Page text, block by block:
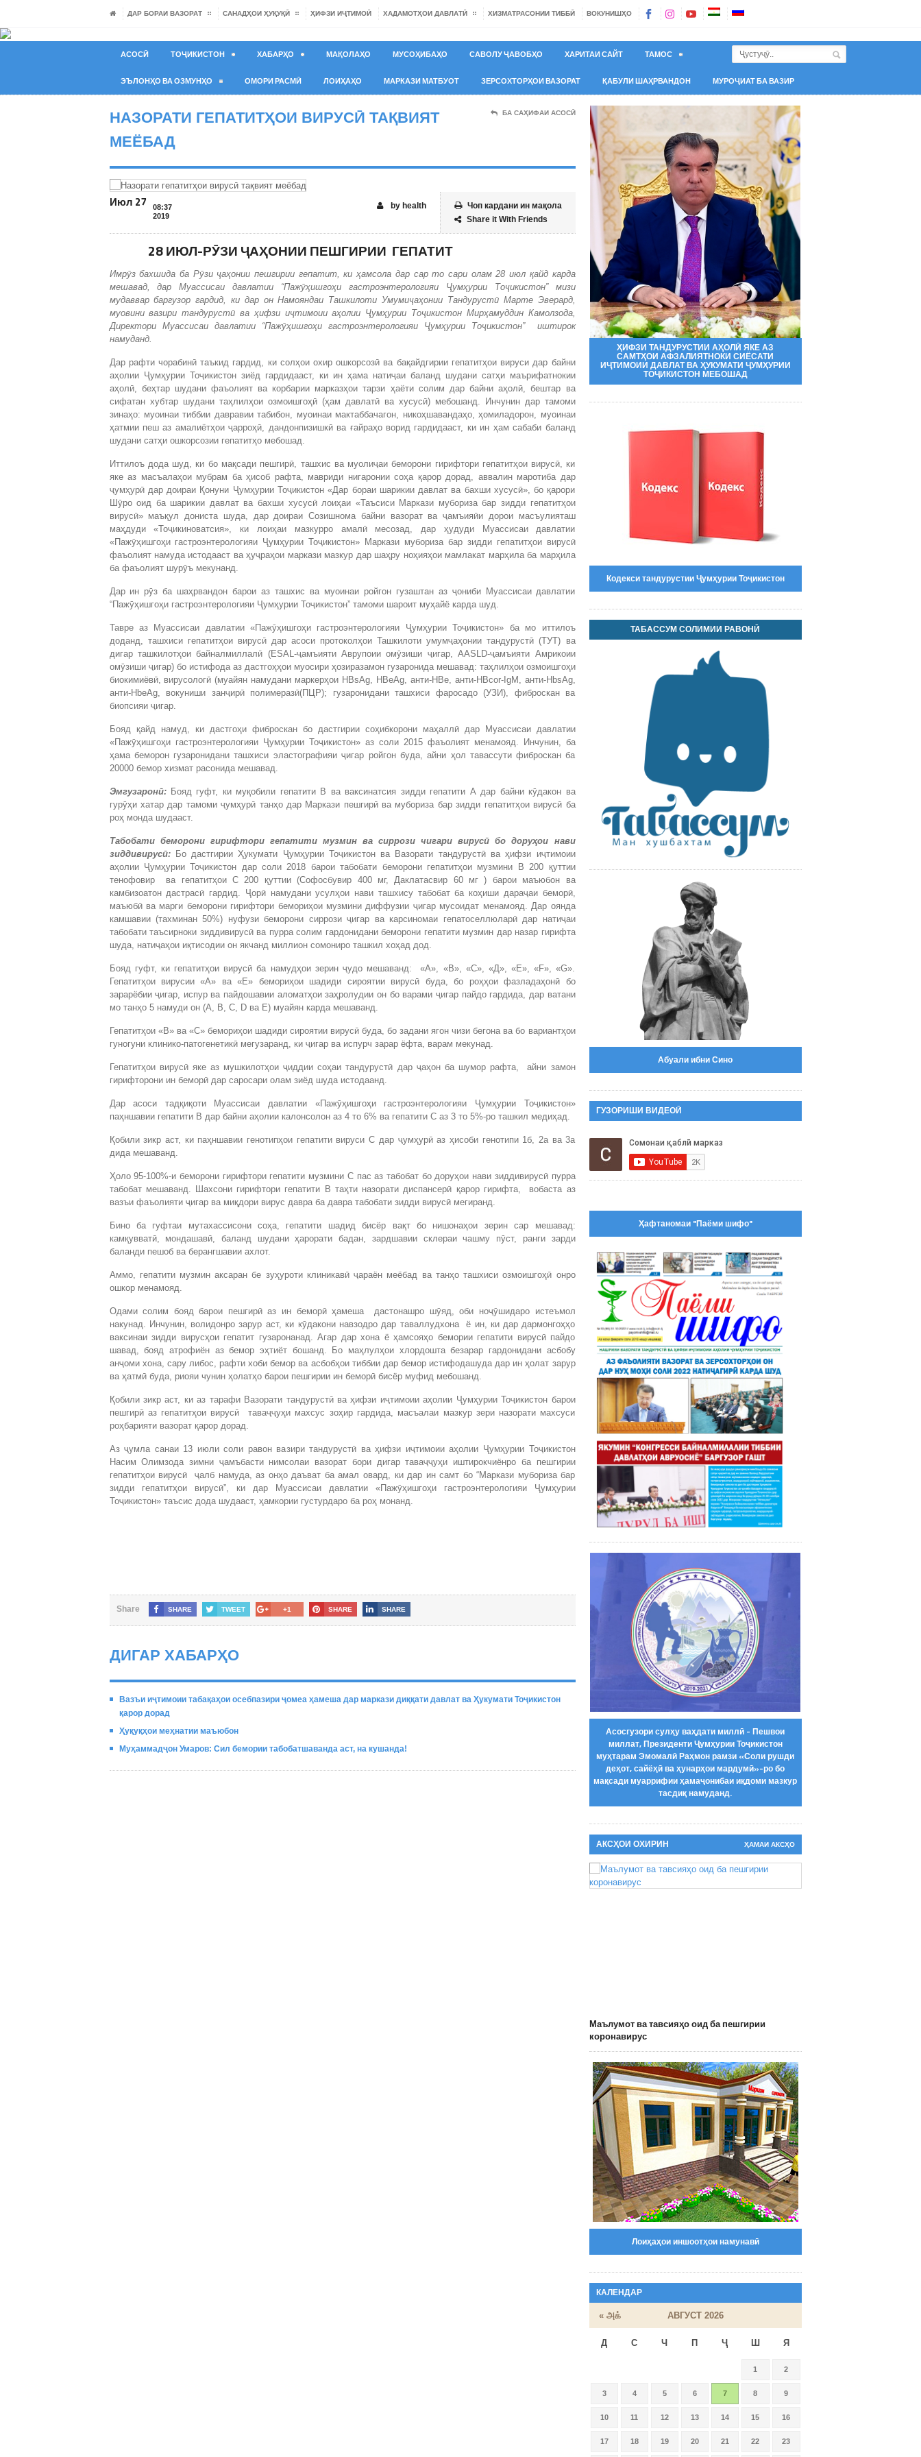
ДАР БОРАИ ВАЗОРАТ САНАДҲОИ ҲУҚУҚӢ ҲИФЗИ ИҶТИМОӢ ХАДАМОТҲОИ ДАВЛАТӢ ХИЗМАТРАСОНИИ ТИББӢ ВОКУНИШҲО
АСОСӢ ТОҶИКИСТОН ХАБАРҲО МАҚОЛАҲО МУСОҲИБАҲО САВОЛУ ҶАВОБҲО ХАРИТАИ САЙТ ТАМОС
ЭЪЛОНҲО ВА ОЗМУНҲО ОМОРИ РАСМӢ ЛОИҲАҲО МАРКАЗИ МАТБУОТ ЗЕРСОХТОРҲОИ ВАЗОРАТ ҚАБУЛИ ШАҲРВАНДОН МУРОҶИАТ БА ВАЗИР
НАЗОРАТИ ГЕПАТИТҲОИ ВИРУСӢ ТАҚВИЯТ
МЕЁБАД
БА САҲИФАИ АСОСӢ
Июл 27
08:37
2019
Чоп кардани ин мақола
Share it With Friends
by health
28 ИЮЛ-РӮЗИ ҶАҲОНИИ ПЕШГИРИИ ГЕПАТИТ
Имрӯзбахшида ба Рӯзи ҷаҳонии пешгирии гепатит, киҳамсола дар сар то сари олам 28 июл қайдкарда
мешавад, дар Муассисаи давлатии “Пажӯҳишгоҳи гастроэнтерологияи ҶумҳурииТоҷикистон” мизи
мудаввар баргузор гардид, ки дар он Намояндаи Ташкилоти Умумиҷаҳонии ТандурустӣМарте Эверард,
муовини вазири тандурустӣ ва ҳифзи иҷтимоииаҳолии Ҷумҳурии Тоҷикистон МирҳамуддинКамолзода,
Директори Муассисаи давлатии “Пажӯҳишгоҳигастроэнтерологияи ҶумҳурииТоҷикистон” иштирок
намуданд.
Дар рафти чорабинӣ таъкид гардид, ки солҳои охир ошкорсозӣ ва бақайдгирии гепатитҳои вируси дар байни
аҳолии Ҷумҳурии Тоҷикистон зиёд гардидааст, ки ин ҳама натиҷаи баланд шудани сатҳи маърифатнокии
аҳолӣ, беҳтар шудани фаъолият ва корбарии марказҳои тарзи ҳаёти солим дар байни аҳолӣ, бештар ва
сифатан хубтар шудани таҳлилҳои озмоишгоҳӣ (ҳам давлатӣ ва хусусӣ) мебошанд. Инчунин дар тамоми
зинаҳо: муоинаи тиббии давравии табибон, муоинаи мактаббачагон, никоҳшавандаҳо, ҳомиладорон, муоинаи
ҳатмии пеш аз амалиётҳои ҷарроҳӣ, дандонпизишкӣ ва ғайраҳо ворид гардидааст, ки ин ҳам сабаби баланд
шудани сатҳи ошкорсозии гепатитҳо мебошад.
Иттилоъ дода шуд, ки бо мақсади пешгирӣ, ташхис ва муолиҷаи беморони гирифтори гепатитҳои вирусӣ, ки
яке аз масъалаҳои мубрам ба ҳисоб рафта, мавриди нигаронии соҳа қарор дорад, аввалин маротиба дар
ҷумҳурӣ дар доираи Қонуни Ҷумҳурии Тоҷикистон «Дар бораи шарикии давлат ва бахши хусусӣ», бо қарори
Шӯро оид ба шарикии давлат ва бахши хусусӣ лоиҳаи «Таъсиси Маркази мубориза бар зидди гепатитҳои
вирусӣ» маъқул дониста шуда, дар доираи Созишнома байни вазорат ва ҷамъияӣи дорои масъулияташ
маҳдуди «Тоҷикиноватсия», ки лоиҳаи мазкурро амалӣ месозад, дар ҳудуди Муассисаи давлатии
«Пажӯҳишгоҳи гастроэнтерологияи Ҷумҳурии Тоҷикистон» Маркази мубориза бар зидди гепатитҳои вирусӣ
фаъолият намуда истодааст ва ҳуҷраҳои маркази мазкур дар шаҳру ноҳияҳои мамлакат марҳила ба марҳила
ба фаъолият шурӯъ мекунанд.
Дар ин рӯз ба шаҳрвандон барои аз ташхис ва муоинаи ройгон гузаштан аз ҷониби Муассисаи давлатии
“Пажӯҳишгоҳи гастроэнтерологияи Ҷумҳурии Тоҷикистон” тамоми шароит муҳайё карда шуд.
Тавре аз Муассисаи давлатии «Пажӯҳишгоҳи гастроэнтерологияи Ҷумҳурии Тоҷикистон» ба мо иттилоъ
доданд, ташхиси гепатитҳои вирусӣ дар асоси протоколҳои Ташкилоти умумҷаҳонии тандурустӣ (ТУТ) ва
дигар ташкилотҳои байналмиллалӣ (ESAL-ҷамъияти Аврупоии омӯзиши ҷигар, AASLD-ҷамъияти Амрикоии
омӯзиши ҷигар) бо истифода аз дастгоҳҳои муосири ҳозиразамон гузаронида мешавад: таҳлилҳои озмоишгоҳи
биокимиёвӣ, вирусологӣ (муайян намудани маркерҳои HВsAg, HBeAg, анти-НВе, анти-HBcor-IgM, анти-HbsAg,
анти-HbeAg, вокуниши занҷирӣ полимеразӣ(ПЦР); гузаронидани ташхиси фаросадо (УЗИ), фиброскан ва
биопсияи ҷигар.
Бояд қайд намуд, ки дастгоҳи фиброскан бо дастгирии соҳибкорони маҳаллӣ дар Муассисаи давлатии
«Пажӯҳишгоҳи гастроэнтерологияи Ҷумҳурии Тоҷикистон» аз соли 2015 фаъолият менамояд. Инчунин, ба
ҳама беморон гузаронидани ташхиси эластографияи ҷигар ройгон буда, айни ҳол тавассути фиброскан ба
20000 бемор хизмат расонида мешавад.
Эмгузаронӣ:Бояд гуфт, ки муқобили гепатити В ва ваксинатсия зидди гепатити А дар байни кӯдакон ва
гурӯҳи хатар дар тамоми ҷумҳурӣ танҳо дар Маркази пешгирӣ ва мубориза бар зидди гепатитҳои вирусӣ ба
роҳ монда шудааст.
Табобати беморони гирифтори гепатити музмин ва сиррози чигари вирусӣ бо доруҳои нави
зиддивирусӣ:Бо дастгирии Ҳукумати Ҷумҳурии Тоҷикистон ва Вазорати тандурустӣ ва ҳифзи иҷтимоии
аҳолии Ҷумҳурии Тоҷикистон дар соли 2018 барои табобати беморони гепатитҳои музмини В 200 қуттии
тенофовир ва гепатитҳои С 200 қуттии (Софосбувир 400 мг, Даклатасвир 60 мг ) барои маъюбон ва
камбизоатон дастрасӣ гардид. Ҷорӣ намудани усулҳои нави ташхису табобат ба коҳиши дараҷаи беморӣ,
маъюбӣ ва марги беморони гирифтори бемориҳои музмини диффузии ҷигар мусоидат менамояд. Дар оянда
камшавии (тахминан 50%) нуфузи беморони сиррози ҷигар ва карсиномаи гепатоселлюларӣ дар натиҷаи
табобати таъсирноки зиддивирусӣ ва пурра солим гардонидани беморони гепатити музмин дар назар гирифта
шуда, натиҷаҳои иқтисодии он якчанд миллион сомониро ташкил хоҳад дод.
Бояд гуфт, ки гепатитҳои вирусӣ ба намудҳои зерин ҷудо мешаванд: «А», «В», «С», «Д», «Е», «F», «G».
Гепатитҳои вирусии «А» ва «Е» бемориҳои шадиди сироятии вирусӣ буда, бо роҳҳои фазладаҳонӣ бо
зарарёбии ҷигар, испур ва пайдошавии аломатҳои заҳролудии он бо варами ҷигар пайдо гардида, дар ватани
мо танҳо 5 намуди он (А, В, С, D ва E) муайян карда мешаванд.
Гепатитҳои «В» ва «С» бемориҳои шадиди сироятии вирусӣ буда, бо задани ягон чизи бегона ва бо вариантҳои
гуногуни клинико-патогенетикӣ мегузаранд, ки ҷигар ва испурч зарар ёфта, варам мекунад.
Гепатитҳои вирусӣ яке аз мушкилотҳои ҷиддии соҳаи тандурустӣ дар ҷаҳон ба шумор рафта, айни замон
гирифторони ин беморӣ дар саросари олам зиёд шуда истодаанд.
Дар асоси тадқиқоти Муассисаи давлатии «Пажӯҳишгоҳи гастроэнтерологияи Ҷумҳурии Тоҷикистон»
паҳншавии гепатити В дар байни аҳолии калонсолон аз 4 то 6% ва гепатити С аз 3 то 5%-ро ташкил медиҳад.
Қобили зикр аст, ки паҳншавии генотипҳои гепатити вируси С дар ҷумҳурӣ аз ҳисоби генотипи 1б, 2а ва 3а
дида мешаванд.
Ҳоло 95-100%-и беморони гирифтори гепатити музмини С пас аз табобат бо доруҳои нави зиддивирусӣ пурра
табобат мешаванд. Шахсони гирифтори гепатити В таҳти назорати диспансерӣ қарор гирифта, вобаста аз
вазъи фаъолияти ҷигар ва миқдори вирус давра ба давра табобати зидди вирусӣ мегиранд.
Бино ба гуфтаи мутахассисони соҳа, гепатити шадид бисёр вақт бо нишонаҳои зерин сар мешавад:
камқувватӣ, мондашавӣ, баланд шудани ҳарорати бадан, зардшавии склераи чашму пӯст, ранги зарди
баланди пешоб ва берангшавии ахлот.
Аммо, гепатити музмин аксаран бе зуҳуроти клиникавӣ ҷараён меёбад ва танҳо ташхиси озмоишгоҳӣ онро
ошкор менамояд.
Одами солим бояд барои пешгирӣ аз ин беморӣ ҳамеша дастонашро шӯяд, оби ноҷӯшидаро истеъмол
накунад. Инчунин, волидонро зарур аст, ки кӯдакони навзодро дар таваллудхона ё ин, ки дар дармонгоҳҳо
ваксинаи зидди вирусҳои гепатит гузаронанад. Агар дар хона ё ҳамсояҳо бемории гепатити вирусӣ пайдо
шавад, бояд атрофиён аз бемор эҳтиёт бошанд. Бо маҳлулҳои хлордошта безарар гардонидани асбобу
анҷоми хона, сару либос, рафти хоби бемор ва асбобҳои тиббии дар бемор истифодашуда дар ин ҳолат зарур
ва ҳатмӣ буда, риояи чунин ҳолатҳо барои пешгирии ин беморӣ бисёр муфид мебошанд.
Қобили зикр аст, ки аз тарафи Вазорати тандурустӣ ва ҳифзи иҷтимоии аҳолии Ҷумҳурии Тоҷикистон барои
пешгирӣ аз гепатитҳои вирусӣ таваҷҷуҳи махсус зоҳир гардида, масъалаи мазкур зери назорати махсуси
роҳбарияти вазорат қарор дорад.
Аз ҷумла санаи 13 июли соли равон вазири тандурустӣ ва ҳифзи иҷтимоии аҳолии Ҷумҳурии Тоҷикистон
Насим Олимзода зимни ҷамъбасти нимсолаи вазорат бори дигар таваҷҷуҳи иштирокчиёнро ба пешгирии
гепатитҳои вирусӣ ҷалб намуда, аз онҳо даъват ба амал овард, ки дар ин самт бо “Маркази мубориза бар
зидди гепатитҳои вирусӣ”, ки дар Муассисаи давлатии «Пажӯҳишгоҳи гастроэнтерологияи Ҷумҳурии
Тоҷикистон» таъсис дода шудааст, ҳамкории густурдаро ба роҳ монанд.
Share SHARE TWEET +1 SHARE SHARE
ДИГАР ХАБАРҲО
Вазъи иҷтимоии табақаҳои осебпазири ҷомеа ҳамеша дар маркази диққати давлат ва Ҳукумати Тоҷикистон
қарор дорад
Ҳуқуқҳои меҳнатии маъюбон
Муҳаммадҷон Умаров: Сил бемории табобатшаванда аст, на кушанда!
ҲИФЗИ ТАНДУРУСТИИ АҲОЛӢ ЯКЕ АЗ
САМТҲОИ АФЗАЛИЯТНОКИ СИЁСАТИ
ИҶТИМОИИ ДАВЛАТ ВА ҲУКУМАТИ ҶУМҲУРИИ
ТОҶИКИСТОН МЕБОШАД
Кодекси тандурустии Ҷумҳурии Тоҷикистон
ТАБАССУМ СОЛИМИИ РАВОНӢ
Абуали ибни Сино
ГУЗОРИШИ ВИДЕОӢ
Ҳафтаномаи "Паёми шифо"
Асосгузори сулҳу ваҳдати миллӣ - Пешвои
миллат, Президенти Ҷумҳурии Тоҷикистон
муҳтарам Эмомалӣ Раҳмон рамзи «Соли рушди
деҳот, сайёҳӣ ва ҳунарҳои мардумӣ»-ро бо
мақсади муаррифии ҳамаҷонибаи иқдоми мазкур
тасдиқ намуданд.
АКСҲОИ ОХИРИН ҲАМАИ АКСҲО
Маълумот ва тавсияҳо оид ба пешгирии
коронавирус
Лоиҳаҳои иншоотҳои намунавӣ
КАЛЕНДАР
АВГУСТ 2026
Д С Ч П Ҷ Ш Я
« அக்
1 2
3 4 5 6 7 8 9
10 11 12 13 14 15 16
17 18 19 20 21 22 23